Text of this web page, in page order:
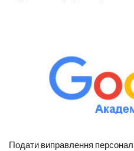
Подати виправлення